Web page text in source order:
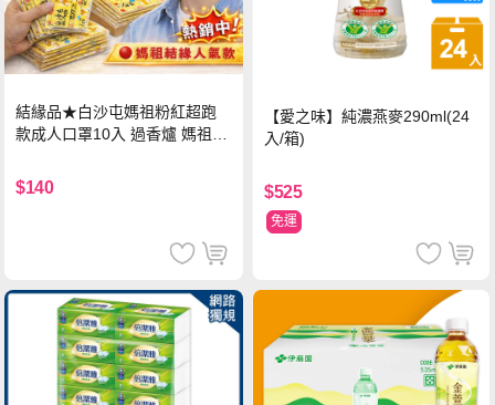
結緣品★白沙屯媽祖粉紅超跑
款成人口罩10入 過香爐 媽祖加
$140
【愛之味】純濃燕麥290ml(24
入/箱)
$525
免運